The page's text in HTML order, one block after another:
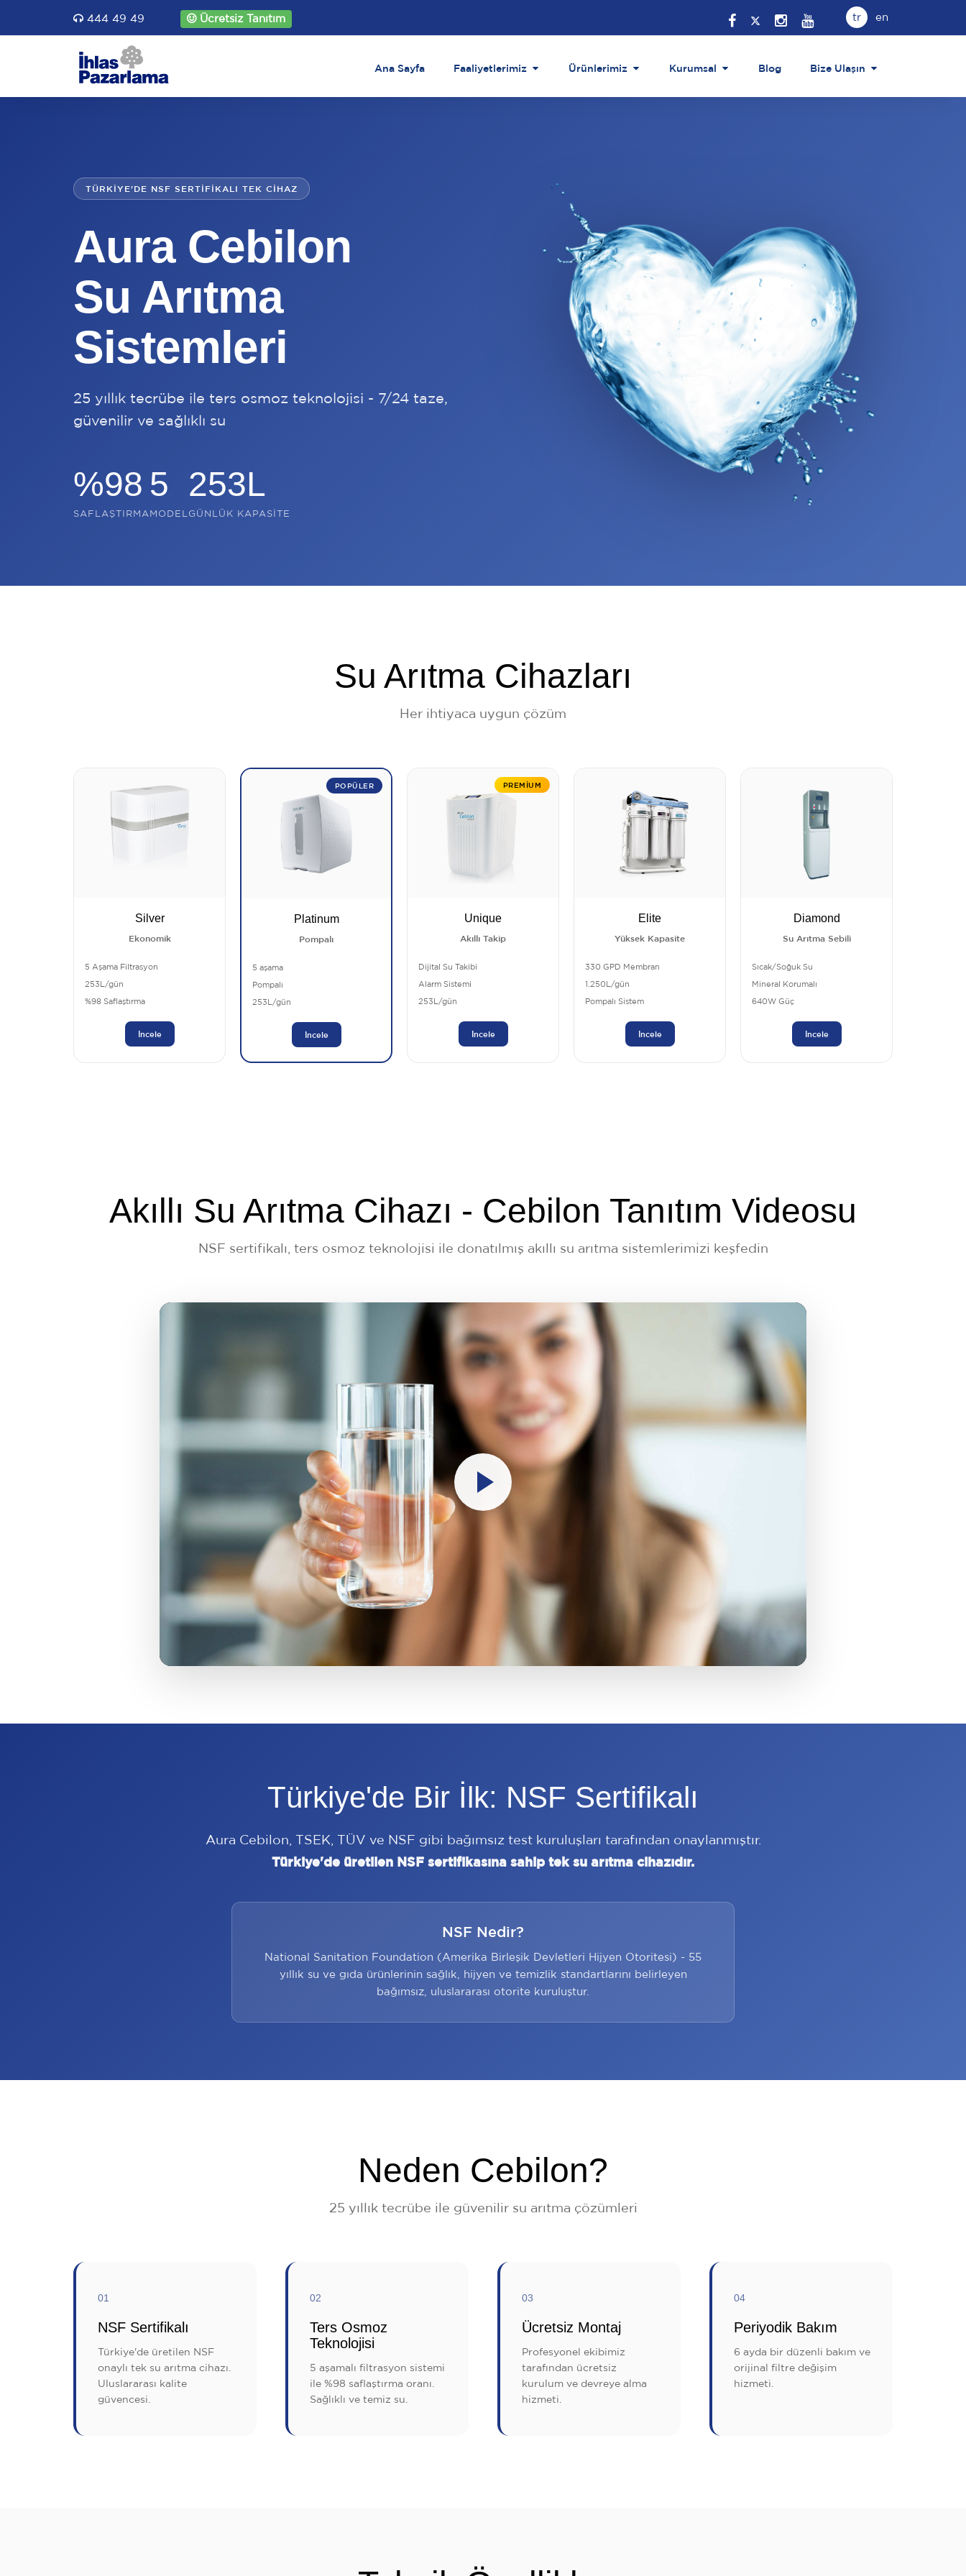
tr en
444 49 49 Ücretsiz Tanıtım
Ana Sayfa Faaliyetlerimiz Ürünlerimiz Kurumsal Blog Bize Ulaşın
TÜRKIYE'DE NSF SERTIFIKALI TEK CIHAZ
Aura Cebilon
Su Arıtma
Sistemleri
25 yıllık tecrübe ile ters osmoz teknolojisi - 7/24 taze,
güvenilir ve sağlıklı su
%98
SAFLAŞTIRMA
5
MODEL
253L
GÜNLÜK KAPASITE
Su Arıtma Cihazları
Her ihtiyaca uygun çözüm
Silver
Ekonomik
5 Aşama Filtrasyon
253L/gün
%98 Saflaştırma
İncele
POPÜLER
Platinum
Pompalı
5 aşama
Pompalı
253L/gün
İncele
PREMIUM
Unique
Akıllı Takip
Dijital Su Takibi
Alarm Sistemi
253L/gün
İncele
Elite
Yüksek Kapasite
330 GPD Membran
1.250L/gün
Pompalı Sistem
İncele
Diamond
Su Arıtma Sebili
Sıcak/Soğuk Su
Mineral Korumalı
640W Güç
İncele
Akıllı Su Arıtma Cihazı - Cebilon Tanıtım Videosu
NSF sertifikalı, ters osmoz teknolojisi ile donatılmış akıllı su arıtma sistemlerimizi keşfedin
Türkiye'de Bir İlk: NSF Sertifikalı
Aura Cebilon, TSEK, TÜV ve NSF gibi bağımsız test kuruluşları tarafından onaylanmıştır.
Türkiye'de üretilen NSF sertifikasına sahip tek su arıtma cihazıdır.
NSF Nedir?
National Sanitation Foundation (Amerika Birleşik Devletleri Hijyen Otoritesi) - 55
yıllık su ve gıda ürünlerinin sağlık, hijyen ve temizlik standartlarını belirleyen
bağımsız, uluslararası otorite kuruluştur.
Neden Cebilon?
25 yıllık tecrübe ile güvenilir su arıtma çözümleri
01
NSF Sertifikalı
Türkiye'de üretilen NSF
onaylı tek su arıtma cihazı.
Uluslararası kalite
güvencesi.
02
Ters Osmoz
Teknolojisi
5 aşamalı filtrasyon sistemi
ile %98 saflaştırma oranı.
Sağlıklı ve temiz su.
03
Ücretsiz Montaj
Profesyonel ekibimiz
tarafından ücretsiz
kurulum ve devreye alma
hizmeti.
04
Periyodik Bakım
6 ayda bir düzenli bakım ve
orijinal filtre değişim
hizmeti.